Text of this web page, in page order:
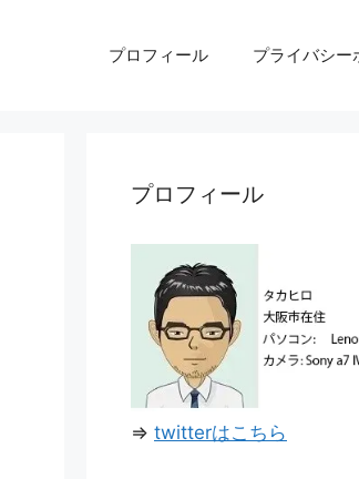
プロフィール プライバシー
プロフィール
⇒ twitterはこちら